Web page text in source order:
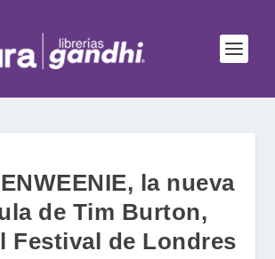
la nueva
de Tim Burton,
Festival de Londres